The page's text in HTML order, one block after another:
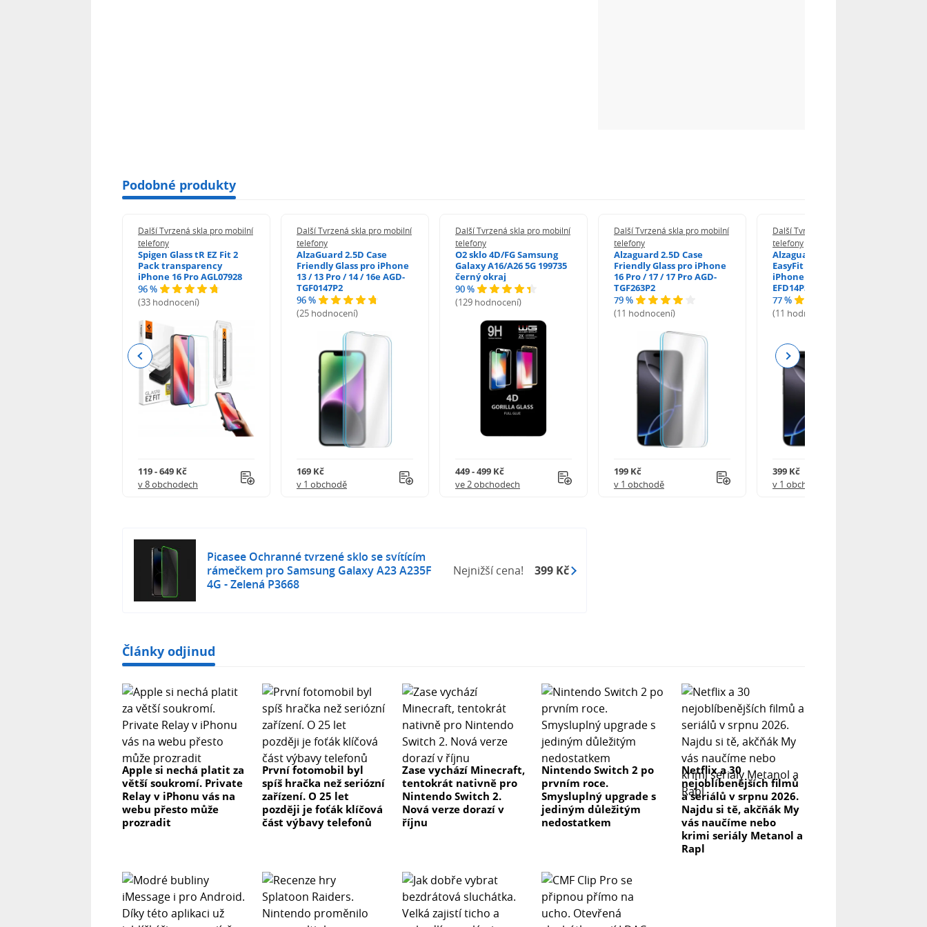
Podobné produkty
Další Tvrzená skla pro mobilní
telefony
Spigen Glass tR EZ Fit 2
Pack transparency
iPhone 16 Pro AGL07928
96 %
(33 hodnocení)
119 - 649 Kč
v 8 obchodech
Další Tvrzená skla pro mobilní
telefony
AlzaGuard 2.5D Case
Friendly Glass pro iPhone
13 / 13 Pro / 14 / 16e AGD-
TGF0147P2
96 %
(25 hodnocení)
169 Kč
v 1 obchodě
Další Tvrzená skla pro mobilní
telefony
O2 sklo 4D/FG Samsung
Galaxy A16/A26 5G 199735
černý okraj
90 %
(129 hodnocení)
449 - 499 Kč
ve 2 obchodech
Další Tvrzená skla pro mobilní
telefony
Alzaguard 2.5D Case
Friendly Glass pro iPhone
16 Pro / 17 / 17 Pro AGD-
TGF263P2
79 %
(11 hodnocení)
199 Kč
v 1 obchodě
Další Tvrzená skla pro mobilní
telefony
Alzaguard 2.5D Glass
EasyFit DustFree pro
iPhone 16 Pro / 17 AGD-
EFD14P3
77 %
(11 hodnocení)
399 Kč
v 1 obchodě
Previous Next
Picasee Ochranné tvrzené sklo se svítícím
rámečkem pro Samsung Galaxy A23 A235F
4G - Zelená P3668
Nejnižší cena! 399 Kč
Články odjinud
Apple si nechá platit za
větší soukromí. Private
Relay v iPhonu vás na
webu přesto může
prozradit
První fotomobil byl
spíš hračka než seriózní
zařízení. O 25 let
později je foťák klíčová
část výbavy telefonů
Zase vychází Minecraft,
tentokrát nativně pro
Nintendo Switch 2.
Nová verze dorazí v
říjnu
Nintendo Switch 2 po
prvním roce.
Smysluplný upgrade s
jediným důležitým
nedostatkem
Netflix a 30
nejoblíbenějších filmů
a seriálů v srpnu 2026.
Najdu si tě, akčňák My
vás naučíme nebo
krimi seriály Metanol a
Rapl